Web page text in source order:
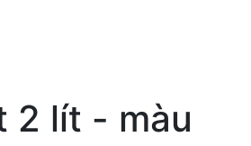
2 lít - màu